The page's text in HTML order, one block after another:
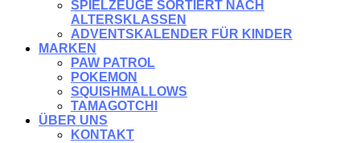
SPIELZEUGE SORTIERT NACH
ALTERSKLASSEN
ADVENTSKALENDER FÜR KINDER
MARKEN
PAW PATROL
POKEMON
SQUISHMALLOWS
TAMAGOTCHI
ÜBER UNS
KONTAKT